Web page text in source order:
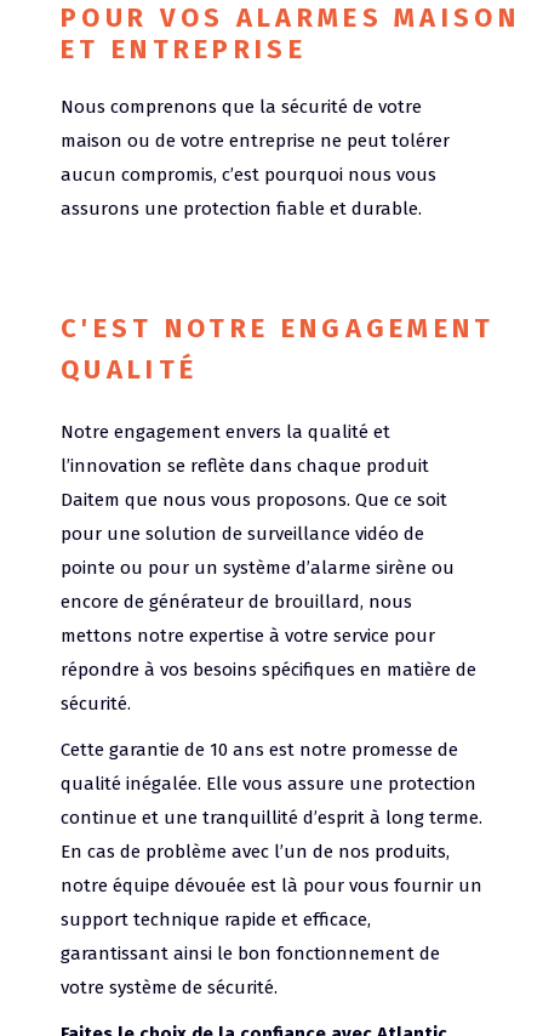
POUR VOS ALARMES MAISON
ET ENTREPRISE
Nous comprenons que la sécurité de votre
maison ou de votre entreprise ne peut tolérer
aucun compromis, c’est pourquoi nous vous
assurons une protection fiable et durable.
C'EST NOTRE ENGAGEMENT
QUALITÉ
Notre engagement envers la qualité et
l’innovation se reflète dans chaque produit
Daitem que nous vous proposons. Que ce soit
pour une solution de surveillance vidéo de
pointe ou pour un système d’alarme sirène ou
encore de générateur de brouillard, nous
mettons notre expertise à votre service pour
répondre à vos besoins spécifiques en matière de
sécurité.
Cette garantie de 10 ans est notre promesse de
qualité inégalée. Elle vous assure une protection
continue et une tranquillité d’esprit à long terme.
En cas de problème avec l’un de nos produits,
notre équipe dévouée est là pour vous fournir un
support technique rapide et efficace,
garantissant ainsi le bon fonctionnement de
votre système de sécurité.